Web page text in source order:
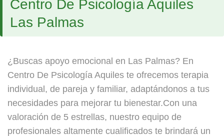
Centro De Psicología Aquiles
Las Palmas
¿Buscas apoyo emocional en Las Palmas? En
Centro De Psicología Aquiles te ofrecemos terapia
individual, de pareja y familiar, adaptándonos a tus
necesidades para mejorar tu bienestar.Con una
valoración de 5 estrellas, nuestro equipo de
profesionales altamente cualificados te brindará un